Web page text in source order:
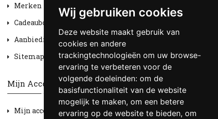
Wij gebruiken cookies
Deze website maakt gebruik van
cookies en andere
trackingtechnologieën om uw browse-
ervaring te verbeteren voor de
volgende doeleinden: om de
basisfunctionaliteit van de website
mogelijk te maken, om een betere
ervaring op de website te bieden, om
Merken
Cadeaubon
Aanbiedingen
Sitemap
Mijn Account
Mijn account